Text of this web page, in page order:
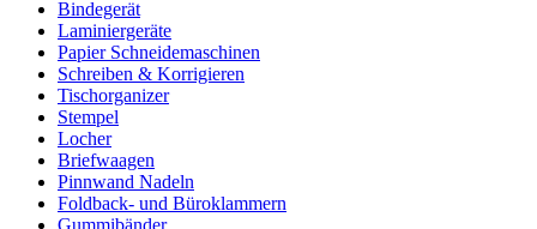
Bindegerät
Laminiergeräte
Papier Schneidemaschinen
Schreiben & Korrigieren
Tischorganizer
Stempel
Locher
Briefwaagen
Pinnwand Nadeln
Foldback- und Büroklammern
Gummibänder